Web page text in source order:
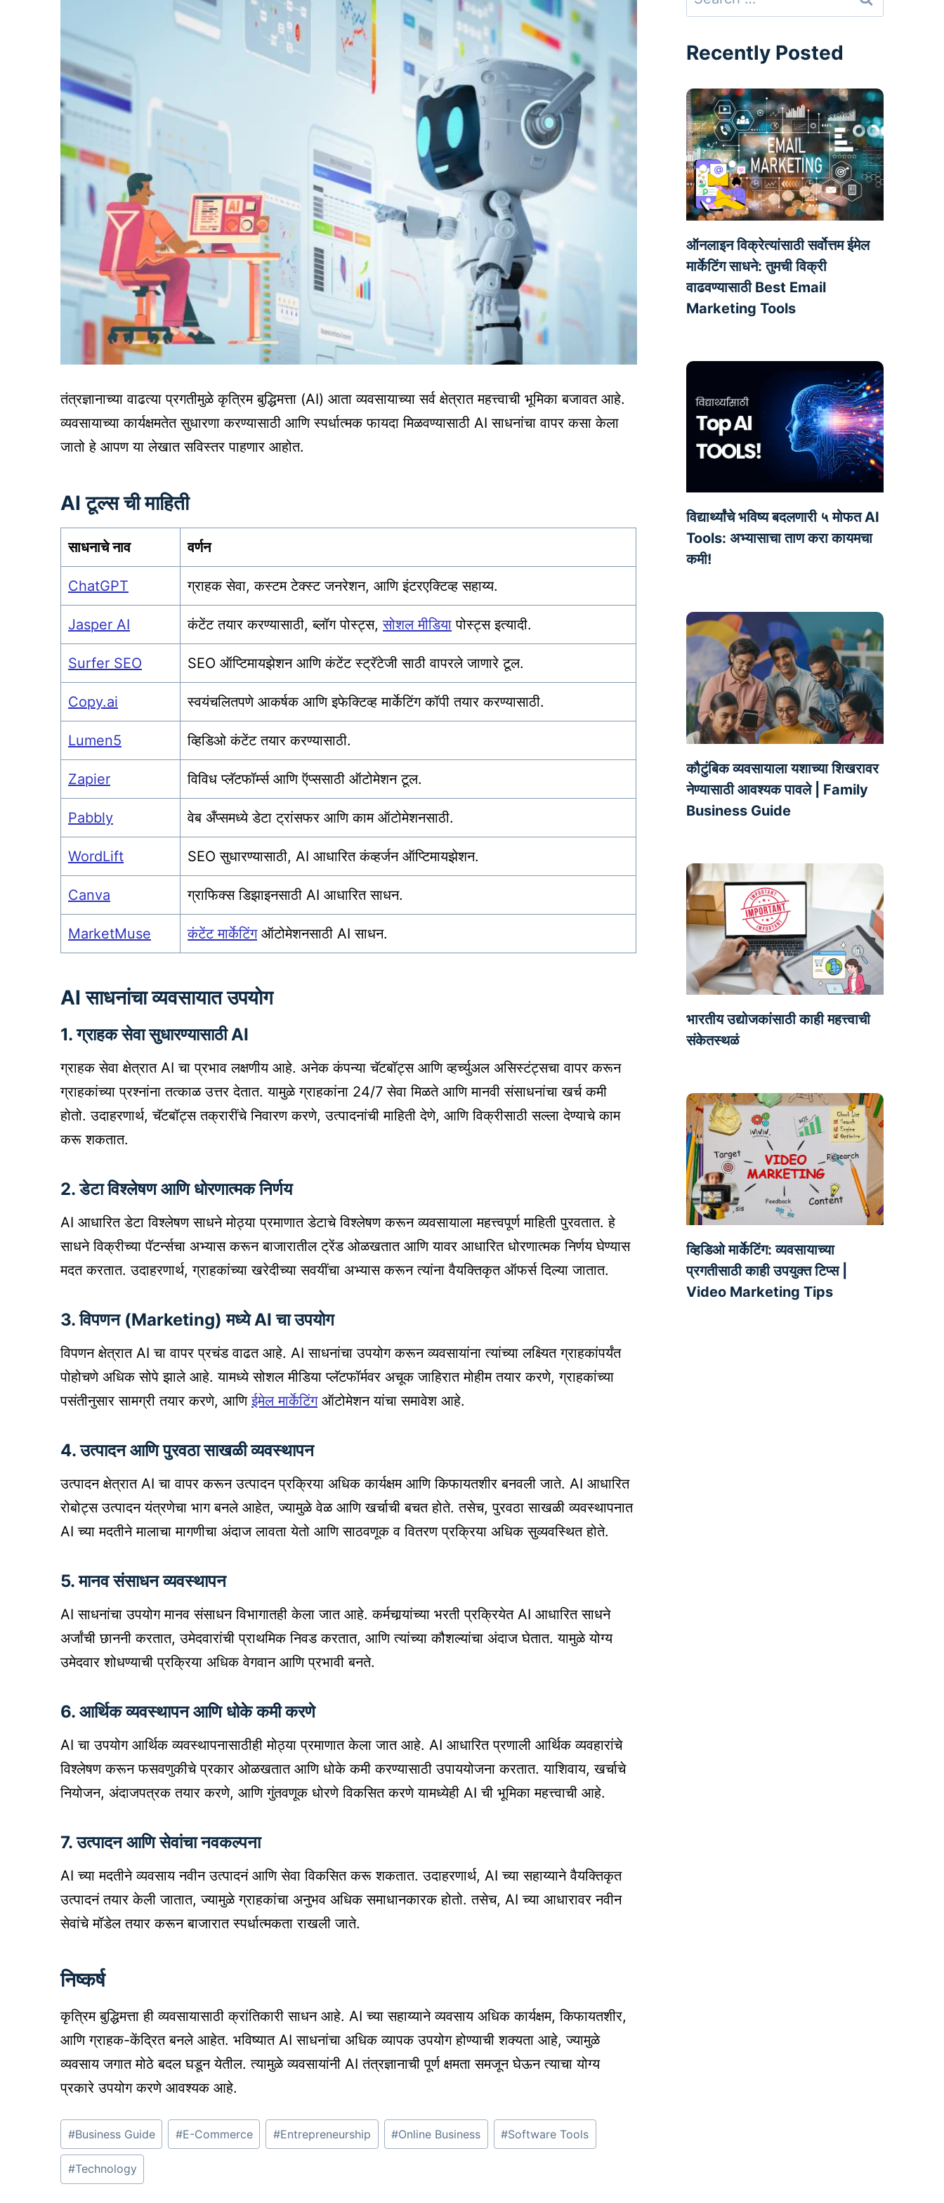
तंत्रज्ञानाच्या वाढत्या प्रगतीमुळे कृत्रिम बुद्धिमत्ता (AI) आता व्यवसायाच्या सर्व क्षेत्रात महत्त्वाची भूमिका बजावत आहे.
व्यवसायाच्या कार्यक्षमतेत सुधारणा करण्यासाठी आणि स्पर्धात्मक फायदा मिळवण्यासाठी AI साधनांचा वापर कसा केला
जातो हे आपण या लेखात सविस्तर पाहणार आहोत.
AI टूल्स ची माहिती
साधनाचे नाव वर्णन
ChatGPT ग्राहक सेवा, कस्टम टेक्स्ट जनरेशन, आणि इंटरएक्टिव्ह सहाय्य.
Jasper AI कंटेंट तयार करण्यासाठी, ब्लॉग पोस्ट्स,सोशल मीडिया पोस्ट्स इत्यादी.
Surfer SEO SEO ऑप्टिमायझेशन आणि कंटेंट स्ट्रॅटेजी साठी वापरले जाणारे टूल.
Copy.ai स्वयंचलितपणे आकर्षक आणि इफेक्टिव्ह मार्केटिंग कॉपी तयार करण्यासाठी.
Lumen5 व्हिडिओ कंटेंट तयार करण्यासाठी.
Zapier विविध प्लॅटफॉर्म्स आणि ऍप्ससाठी ऑटोमेशन टूल.
Pabbly वेब अँप्समध्ये डेटा ट्रांसफर आणि काम ऑटोमेशनसाठी.
WordLift SEO सुधारण्यासाठी, AI आधारित कंव्हर्जन ऑप्टिमायझेशन.
Canva ग्राफिक्स डिझाइनसाठी AI आधारित साधन.
MarketMuse कंटेंट मार्केटिंगऑटोमेशनसाठी AI साधन.
AI साधनांचा व्यवसायात उपयोग
1. ग्राहक सेवा सुधारण्यासाठी AI
ग्राहक सेवा क्षेत्रात AI चा प्रभाव लक्षणीय आहे. अनेक कंपन्या चॅटबॉट्स आणि व्हर्च्युअल असिस्टंट्सचा वापर करून
ग्राहकांच्या प्रश्नांना तत्काळ उत्तर देतात. यामुळे ग्राहकांना 24/7 सेवा मिळते आणि मानवी संसाधनांचा खर्च कमी
होतो. उदाहरणार्थ, चॅटबॉट्स तक्रारींचे निवारण करणे, उत्पादनांची माहिती देणे, आणि विक्रीसाठी सल्ला देण्याचे काम
करू शकतात.
2. डेटा विश्लेषण आणि धोरणात्मक निर्णय
AI आधारित डेटा विश्लेषण साधने मोठ्या प्रमाणात डेटाचे विश्लेषण करून व्यवसायाला महत्त्वपूर्ण माहिती पुरवतात. हे
साधने विक्रीच्या पॅटर्न्सचा अभ्यास करून बाजारातील ट्रेंड ओळखतात आणि यावर आधारित धोरणात्मक निर्णय घेण्यास
मदत करतात. उदाहरणार्थ, ग्राहकांच्या खरेदीच्या सवयींचा अभ्यास करून त्यांना वैयक्तिकृत ऑफर्स दिल्या जातात.
3. विपणन (Marketing) मध्ये AI चा उपयोग
विपणन क्षेत्रात AI चा वापर प्रचंड वाढत आहे. AI साधनांचा उपयोग करून व्यवसायांना त्यांच्या लक्ष्यित ग्राहकांपर्यंत
पोहोचणे अधिक सोपे झाले आहे. यामध्ये सोशल मीडिया प्लॅटफॉर्मवर अचूक जाहिरात मोहीम तयार करणे, ग्राहकांच्या
पसंतीनुसार सामग्री तयार करणे, आणिईमेल मार्केटिंगऑटोमेशन यांचा समावेश आहे.
4. उत्पादन आणि पुरवठा साखळी व्यवस्थापन
उत्पादन क्षेत्रात AI चा वापर करून उत्पादन प्रक्रिया अधिक कार्यक्षम आणि किफायतशीर बनवली जाते. AI आधारित
रोबोट्स उत्पादन यंत्रणेचा भाग बनले आहेत, ज्यामुळे वेळ आणि खर्चाची बचत होते. तसेच, पुरवठा साखळी व्यवस्थापनात
AI च्या मदतीने मालाचा मागणीचा अंदाज लावता येतो आणि साठवणूक व वितरण प्रक्रिया अधिक सुव्यवस्थित होते.
5. मानव संसाधन व्यवस्थापन
AI साधनांचा उपयोग मानव संसाधन विभागातही केला जात आहे. कर्मचार्‍यांच्या भरती प्रक्रियेत AI आधारित साधने
अर्जांची छाननी करतात, उमेदवारांची प्राथमिक निवड करतात, आणि त्यांच्या कौशल्यांचा अंदाज घेतात. यामुळे योग्य
उमेदवार शोधण्याची प्रक्रिया अधिक वेगवान आणि प्रभावी बनते.
6. आर्थिक व्यवस्थापन आणि धोके कमी करणे
AI चा उपयोग आर्थिक व्यवस्थापनासाठीही मोठ्या प्रमाणात केला जात आहे. AI आधारित प्रणाली आर्थिक व्यवहारांचे
विश्लेषण करून फसवणुकीचे प्रकार ओळखतात आणि धोके कमी करण्यासाठी उपाययोजना करतात. याशिवाय, खर्चाचे
नियोजन, अंदाजपत्रक तयार करणे, आणि गुंतवणूक धोरणे विकसित करणे यामध्येही AI ची भूमिका महत्त्वाची आहे.
7. उत्पादन आणि सेवांचा नवकल्पना
AI च्या मदतीने व्यवसाय नवीन उत्पादनं आणि सेवा विकसित करू शकतात. उदाहरणार्थ, AI च्या सहाय्याने वैयक्तिकृत
उत्पादनं तयार केली जातात, ज्यामुळे ग्राहकांचा अनुभव अधिक समाधानकारक होतो. तसेच, AI च्या आधारावर नवीन
सेवांचे मॉडेल तयार करून बाजारात स्पर्धात्मकता राखली जाते.
निष्कर्ष
कृत्रिम बुद्धिमत्ता ही व्यवसायासाठी क्रांतिकारी साधन आहे. AI च्या सहाय्याने व्यवसाय अधिक कार्यक्षम, किफायतशीर,
आणि ग्राहक-केंद्रित बनले आहेत. भविष्यात AI साधनांचा अधिक व्यापक उपयोग होण्याची शक्यता आहे, ज्यामुळे
व्यवसाय जगात मोठे बदल घडून येतील. त्यामुळे व्यवसायांनी AI तंत्रज्ञानाची पूर्ण क्षमता समजून घेऊन त्याचा योग्य
प्रकारे उपयोग करणे आवश्यक आहे.
Post
Tags:
#Business Guide #E-Commerce #Entrepreneurship #Online Business #Software Tools
#Technology
for:
Recently Posted
ऑनलाइन विक्रेत्यांसाठी सर्वोत्तम ईमेल
मार्केटिंग साधने: तुमची विक्री
वाढवण्यासाठी Best Email
Marketing Tools
विद्यार्थ्यांचे भविष्य बदलणारी ५ मोफत AI
Tools: अभ्यासाचा ताण करा कायमचा
कमी!
कौटुंबिक व्यवसायाला यशाच्या शिखरावर
नेण्यासाठी आवश्यक पावले | Family
Business Guide
भारतीय उद्योजकांसाठी काही महत्त्वाची
संकेतस्थळं
व्हिडिओ मार्केटिंग: व्यवसायाच्या
प्रगतीसाठी काही उपयुक्त टिप्स |
Video Marketing Tips